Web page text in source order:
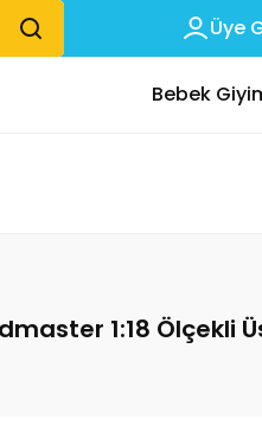
Üye
Bebek
1:18 Ölçekli